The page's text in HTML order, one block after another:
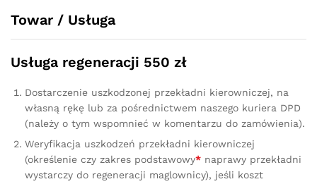
Towar / Usługa
Usługa regeneracji 550 zł
Dostarczenie uszkodzonej przekładni kierowniczej, na
własną rękę lub za pośrednictwem naszego kuriera DPD
(należy o tym wspomnieć w komentarzu do zamówienia).
Weryfikacja uszkodzeń przekładni kierowniczej
(określenie czy zakres podstawowy* naprawy przekładni
wystarczy do regeneracji maglownicy), jeśli koszt